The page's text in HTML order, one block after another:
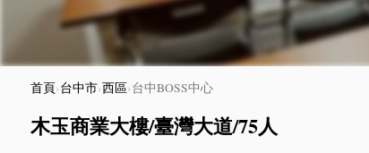
首頁›台中市›西區›台中BOSS中心
木玉商業大樓/臺灣大道/75人